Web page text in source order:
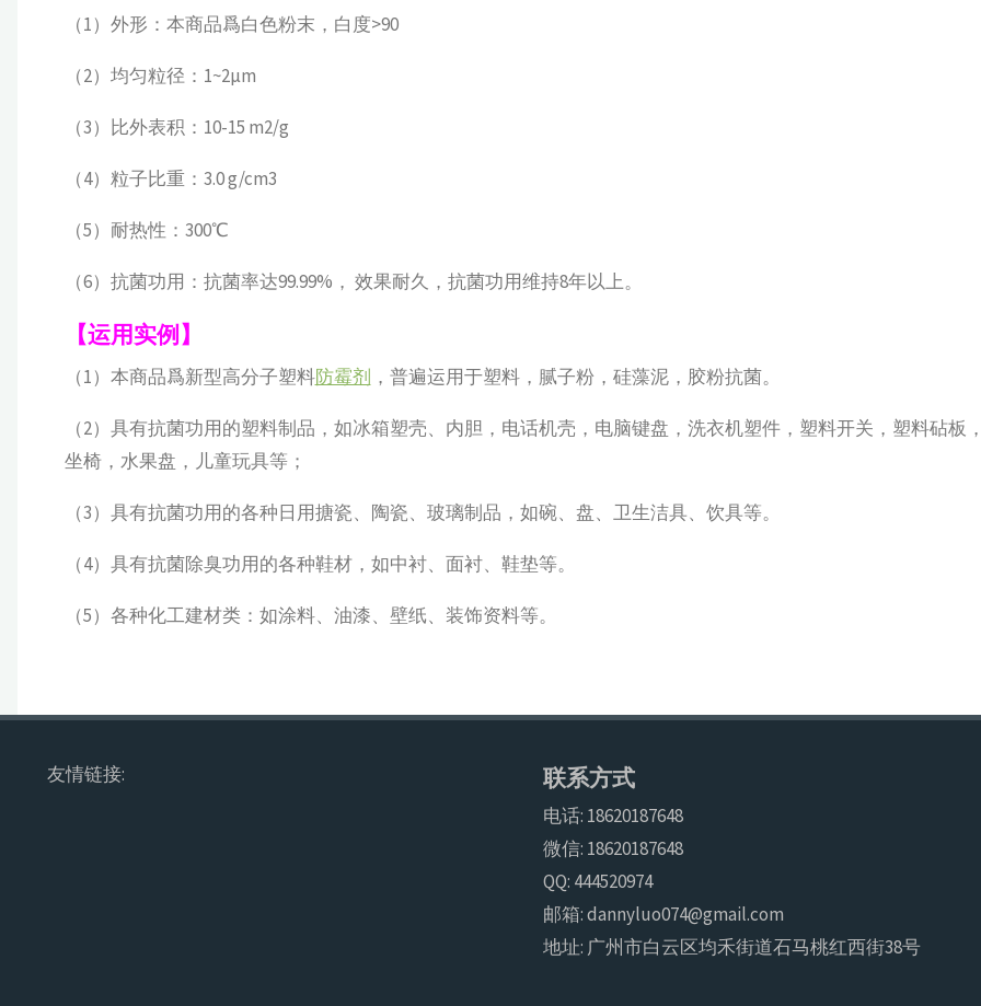
（1）外形：本商品爲白色粉末，白度>90
（2）均匀粒径：1~2μm
（3）比外表积：10-15 m2/g
（4）粒子比重：3.0 g/cm3
（5）耐热性：300℃
（6）抗菌功用：抗菌率达99.99%， 效果耐久，抗菌功用维持8年以上。
【运用实例】
（1）本商品爲新型高分子塑料防霉剂 ，普遍运用于塑料，腻子粉，硅藻泥，胶粉抗菌。
（2）具有抗菌功用的塑料制品，如冰箱塑壳、内胆，电话机壳，电脑键盘，洗衣机塑件，塑料开关，塑料砧板
坐椅，水果盘，儿童玩具等；
（3）具有抗菌功用的各种日用搪瓷、陶瓷、玻璃制品，如碗、盘、卫生洁具、饮具等。
（4）具有抗菌除臭功用的各种鞋材，如中衬、面衬、鞋垫等。
（5）各种化工建材类：如涂料、油漆、壁纸、装饰资料等。
友情链接: 联系方式
电话: 18620187648
微信: 18620187648
QQ: 444520974
邮箱: dannyluo074@gmail.com
地址: 广州市白云区均禾街道石马桃红西街38号